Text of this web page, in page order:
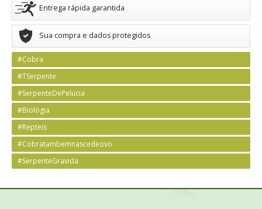
Entrega rápida garantida
Sua compra e dados protegidos
#Cobra
#TSerpente
#SerpenteDePelucia
#Biologia
#Repteis
#Cobratambemnascedeovo
#SerpenteGravida